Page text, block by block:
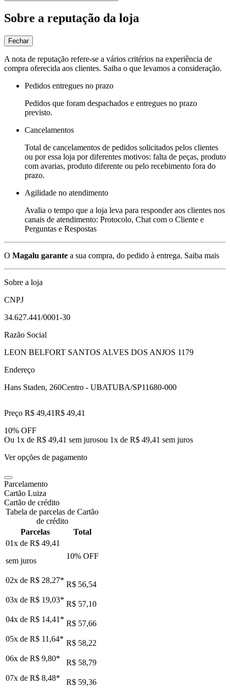
Sobre a reputação da loja
Fechar
A nota de reputação refere-se a vários critérios na experiência de
compra oferecida aos clientes. Saiba o que levamos a consideração.
Pedidos entregues no prazo
Pedidos que foram despachados e entregues no prazo
previsto.
Cancelamentos
Total de cancelamentos de pedidos solicitados pelos clientes
ou por essa loja por diferentes motivos: falta de peças, produto
com avarias, produto diferente ou pelo recebimento fora do
prazo.
Agilidade no atendimento
Avalia o tempo que a loja leva para responder aos clientes nos
canais de atendimento: Protocolo, Chat com o Cliente e
Perguntas e Respostas
O Magalu garante a sua compra, do pedido à entrega. Saiba mais
Sobre a loja
CNPJ
34.627.441/0001-30
Razão Social
LEON BELFORT SANTOS ALVES DOS ANJOS 1179
Endereço
Hans Staden, 260Centro - UBATUBA/SP11680-000
Preço R$ 49,41R$ 49,41
10% OFF
Ou 1x de R$ 49,41 sem jurosou 1x de R$ 49,41 sem juros
Ver opções de pagamento
Parcelamento
Cartão Luiza
Cartão de crédito
Tabela de parcelas de Cartão
de crédito
Parcelas
Total
01x de R$ 49,41
sem juros
10% OFF
02x de R$ 28,27* R$ 56,54
03x de R$ 19,03* R$ 57,10
04x de R$ 14,41 * R$ 57,66
05x de R$ 11,64* R$ 58,22
06x de R$ 9,80*
R$ 58,79
07x de R$ 8,48*
R$ 59,36